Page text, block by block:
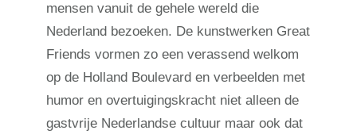
mensen vanuit de gehele wereld die
Nederland bezoeken. De kunstwerken Great
Friends vormen zo een verassend welkom
op de Holland Boulevard en verbeelden met
humor en overtuigingskracht niet alleen de
gastvrije Nederlandse cultuur maar ook dat